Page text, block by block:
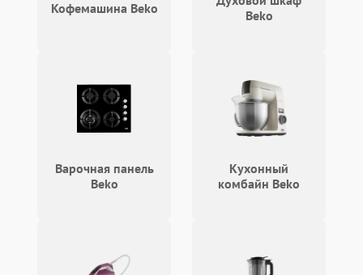
Кофемашина Beko
Beko
Варочная панель
Beko
Кухонный
комбайн Beko